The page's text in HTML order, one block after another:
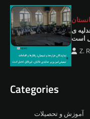
ی
است
Z.
Categories
آموزش و تحصیلات